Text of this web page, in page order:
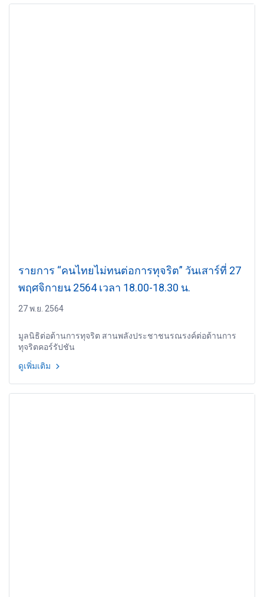
รายการ “คนไทยไม่ทนต่อการทุจริต” วันเสาร์ที่ 27
พฤศจิกายน 2564 เวลา 18.00-18.30 น.
27 พ.ย. 2564
มูลนิธิต่อต้านการทุจริต สานพลังประชาชนรณรงค์ต่อต้านการ
ทุจริตคอร์รัปชัน
ดูเพิ่มเติม